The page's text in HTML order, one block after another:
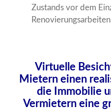
Zustands vor dem
Virtuelle
Mietern einen
die Immobilie
Vermietern eine